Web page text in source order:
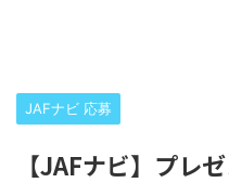
JAFナビ 応募
【JAFナビ】プレ